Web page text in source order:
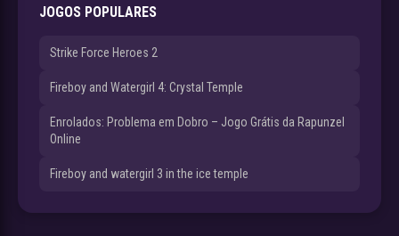
JOGOS POPULARES
Strike Force Heroes 2
Fireboy and Watergirl 4: Crystal Temple
Enrolados: Problema em Dobro – Jogo Grátis da Rapunzel
Online
Fireboy and watergirl 3 in the ice temple